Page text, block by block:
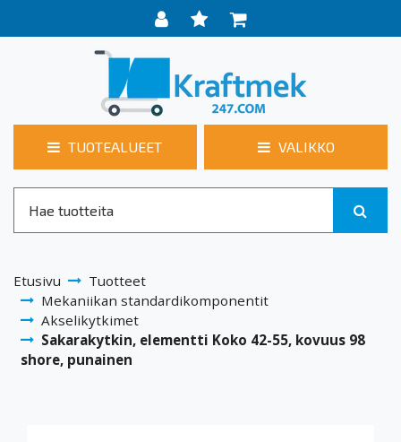
TUOTEALUEET VALIKKO
Etusivu
Tuotteet
Mekaniikan standardikomponentit
Akselikytkimet
Sakarakytkin, elementti Koko 42-55, kovuus 98
shore, punainen